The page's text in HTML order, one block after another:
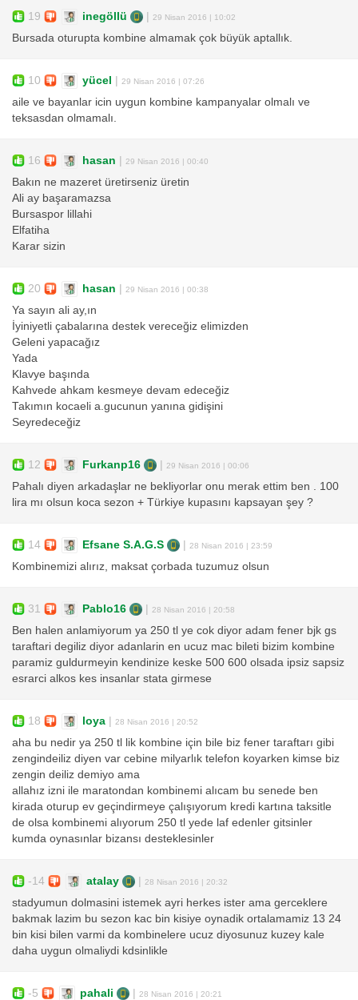
19 inegöllü 29 Nisan 2016 | 10:02
Bursada oturupta kombine almamak çok büyük aptallık.
10 yücel 29 Nisan 2016 | 07:26
aile ve bayanlar icin uygun kombine kampanyalar olmalı ve
teksasdan olmamalı.
16 hasan 29 Nisan 2016 | 00:40
Bakın ne mazeret üretirseniz üretin
Ali ay başaramazsa
Bursaspor lillahi
Elfatiha
Karar sizin
20 hasan 29 Nisan 2016 | 00:38
Ya sayın ali ay,ın
İyiniyetli çabalarına destek vereceğiz elimizden
Geleni yapacağız
Yada
Klavye başında
Kahvede ahkam kesmeye devam edeceğiz
Takımın kocaeli a.gucunun yanına gidişini
Seyredeceğiz
12 Furkanp16 29 Nisan 2016 | 00:06
Pahalı diyen arkadaşlar ne bekliyorlar onu merak ettim ben . 100
lira mı olsun koca sezon + Türkiye kupasını kapsayan şey ?
14 Efsane S.A.G.S 28 Nisan 2016 | 23:59
Kombinemizi alırız, maksat çorbada tuzumuz olsun
31 Pablo16 28 Nisan 2016 | 20:58
Ben halen anlamiyorum ya 250 tl ye cok diyor adam fener bjk gs
taraftari degiliz diyor adanlarin en ucuz mac bileti bizim kombine
paramiz guldurmeyin kendinize keske 500 600 olsada ipsiz sapsiz
esrarci alkos kes insanlar stata girmese
18 loya 28 Nisan 2016 | 20:52
aha bu nedir ya 250 tl lik kombine için bile biz fener taraftarı gibi
zengindeiliz diyen var cebine milyarlık telefon koyarken kimse biz
zengin deiliz demiyo ama
allahız izni ile maratondan kombinemi alıcam bu senede ben
kirada oturup ev geçindirmeye çalışıyorum kredi kartına taksitle
de olsa kombinemi alıyorum 250 tl yede laf edenler gitsinler
kumda oynasınlar bizansı desteklesinler
-14 atalay 28 Nisan 2016 | 20:32
stadyumun dolmasini istemek ayri herkes ister ama gerceklere
bakmak lazim bu sezon kac bin kisiye oynadik ortalamamiz 13 24
bin kisi bilen varmi da kombinelere ucuz diyosunuz kuzey kale
daha uygun olmaliydi kdsinlikle
-5 pahali 28 Nisan 2016 | 20:21